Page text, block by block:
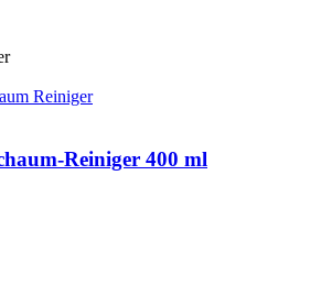
Reiniger 400 ml